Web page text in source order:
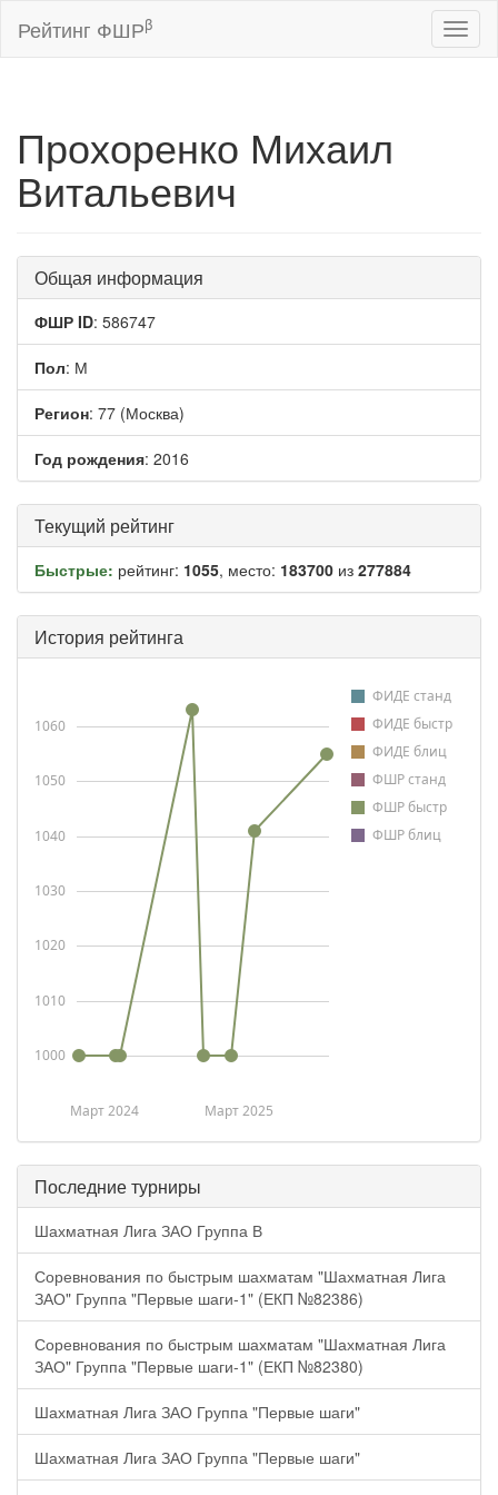
Рейтинг ФШРβ
Прохоренко Михаил
Витальевич
Общая информация
ФШР ID: 586747
Пол: М
Регион: 77 (Москва)
Год рождения: 2016
Текущий рейтинг
Быстрые: рейтинг: 1055, место: 183700 из 277884
История рейтинга
ФИДЕ станд
ФИДЕ быстр
ФИДЕ блиц
ФШР станд
ФШР быстр
ФШР блиц
Март 2024 Март 2025
1000
1010
1020
1030
1040
1050
1060
Последние турниры
Шахматная Лига ЗАО Группа В
Соревнования по быстрым шахматам "Шахматная Лига
ЗАО" Группа "Первые шаги-1" (ЕКП №82386)
Соревнования по быстрым шахматам "Шахматная Лига
ЗАО" Группа "Первые шаги-1" (ЕКП №82380)
Шахматная Лига ЗАО Группа "Первые шаги"
Шахматная Лига ЗАО Группа "Первые шаги"